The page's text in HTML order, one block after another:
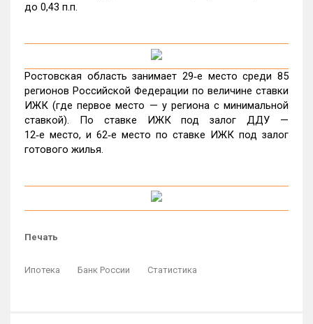
до 0,43 п.п.
Ростовская область занимает 29‑е место среди 85
регионов Российской Федерации по величине ставки
ИЖК (где первое место — у региона с минимальной
ставкой). По ставке ИЖК под залог ДДУ —
12‑е место, и 62‑е место по ставке ИЖК под залог
готового жилья.
Печать
Ипотека Банк России Статистика